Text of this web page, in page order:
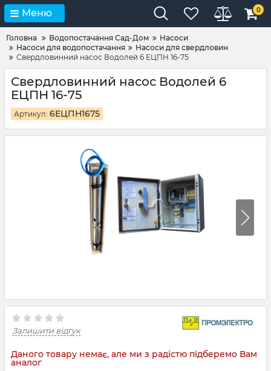
Меню 0
Головна Водопостачання Сад-Дом
Насоси
Насоси для водопостачання
Насоси для свердловин
Свердловинний насос Водолей 6 ЕЦПН 16-75
Свердловинний насос Водолей 6
ЕЦПН 16-75
Артикул: 6ЕЦПН1675
Залишити відгук
Даного товару немає, але ми з радістю підберемо Вам
аналог